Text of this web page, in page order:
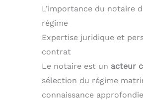
L’importance du notaire
régime
Expertise juridique et
contrat
Le notaire est un acteur
sélection du régime
connaissance